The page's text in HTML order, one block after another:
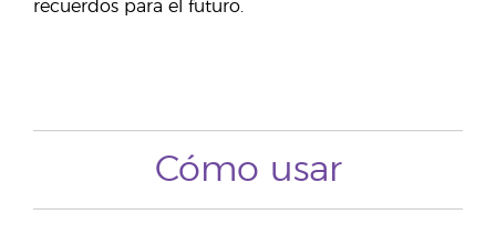
recuerdos para el futuro.
Cómo usar